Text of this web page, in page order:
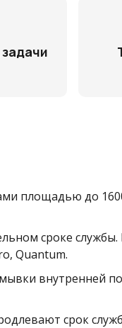
площадью до
сроке
Quantum.
внутренней
срок